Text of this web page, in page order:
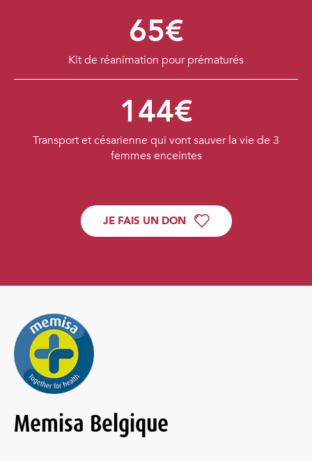
65€
Kit de réanimation pour prématurés
144€
Transport et césarienne qui vont sauver la vie de 3
femmes enceintes
JE FAIS UN DON
Memisa Belgique